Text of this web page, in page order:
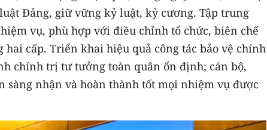
Đảng, giữ vững kỷ luật, kỷ cương. Tập trung
vụ, phù hợp với điều chỉnh tổ chức, biên chế
cấp. Triển khai hiệu quả công tác bảo vệ chính
chính trị tư tưởng toàn quân ổn định; cán bộ,
nhận và hoàn thành tốt mọi nhiệm vụ được